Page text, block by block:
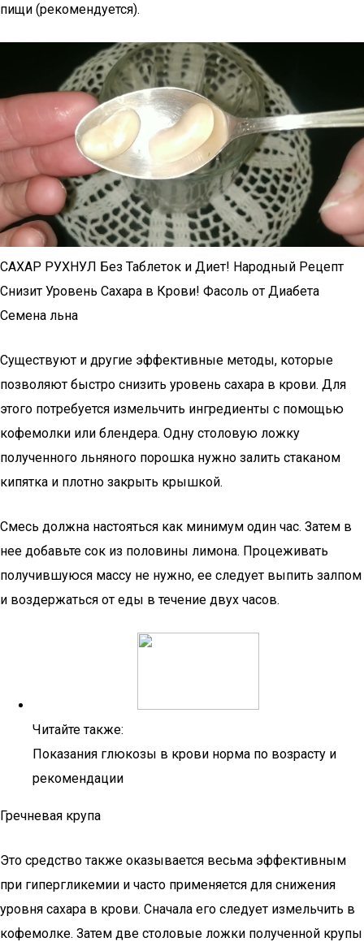
пищи (рекомендуется).
САХАР РУХНУЛ Без Таблеток и Диет! Народный Рецепт
Снизит Уровень Сахара в Крови! Фасоль от Диабета
Семена льна
Существуют и другие эффективные методы, которые
позволяют быстро снизить уровень сахара в крови. Для
этого потребуется измельчить ингредиенты с помощью
кофемолки или блендера. Одну столовую ложку
полученного льняного порошка нужно залить стаканом
кипятка и плотно закрыть крышкой.
Смесь должна настояться как минимум один час. Затем в
нее добавьте сок из половины лимона. Процеживать
получившуюся массу не нужно, ее следует выпить залпом
и воздержаться от еды в течение двух часов.
Читайте также:
Показания глюкозы в крови норма по возрасту и
рекомендации
Гречневая крупа
Это средство также оказывается весьма эффективным
при гипергликемии и часто применяется для снижения
уровня сахара в крови. Сначала его следует измельчить в
кофемолке. Затем две столовые ложки полученной крупы